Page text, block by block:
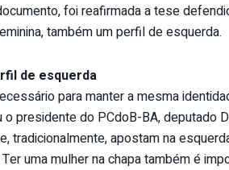
foi reafirmada a tese
também um perfil de esquerda.
de esquerda
para manter a mesma
presidente do PCdoB-BA, deputado
tradicionalmente, apostam na
uma mulher na chapa também é